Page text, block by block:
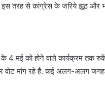
इस तरह से कांग्रेस के जरिये झूठ और
के 4 मई को होने वाले कार्यक्रम तक
कर वोट मांग रहे हैं. कई अलग-अलग